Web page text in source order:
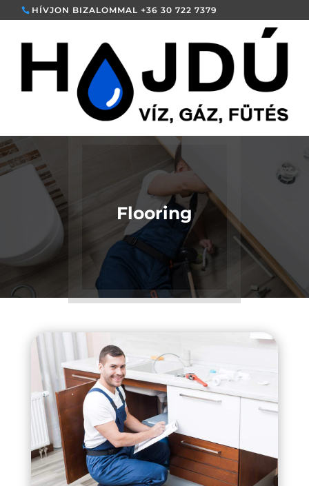
HÍVJON BIZALOMMAL +36 30 722 7379
Flooring